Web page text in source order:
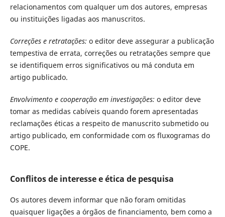
relacionamentos com qualquer um dos autores, empresas
ou instituições ligadas aos manuscritos.
Correções e retratações: o editor deve assegurar a publicação
tempestiva de errata, correções ou retratações sempre que
se identifiquem erros significativos ou má conduta em
artigo publicado.
Envolvimento e cooperação em investigações: o editor deve
tomar as medidas cabíveis quando forem apresentadas
reclamações éticas a respeito de manuscrito submetido ou
artigo publicado, em conformidade com os fluxogramas do
COPE.
Conflitos de interesse e ética de pesquisa
Os autores devem informar que não foram omitidas
quaisquer ligações a órgãos de financiamento, bem como a